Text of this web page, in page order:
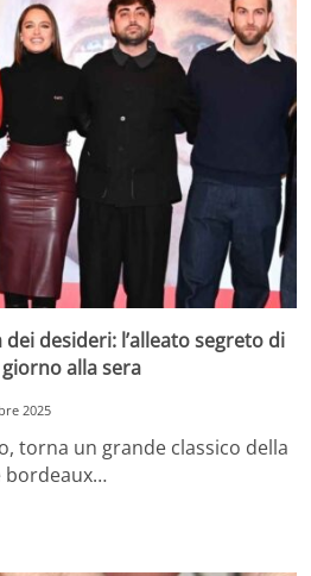
desideri: l’alleato segreto di
alla sera
2025
torna un grande classico della
bordeaux…